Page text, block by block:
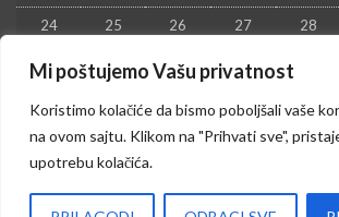
Mi poštujemo Vašu privatnost
Koristimo kolačiće da bismo poboljšali vaše
na ovom sajtu. Klikom na "Prihvati sve",
upotrebu kolačića.
24 25 26 27 28
31